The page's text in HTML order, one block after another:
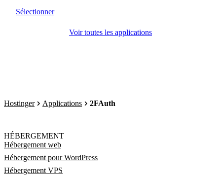
Sélectionner
Voir toutes les applications
Hostinger Applications 2FAuth
HÉBERGEMENT
Hébergement web
Hébergement pour WordPress
Hébergement VPS